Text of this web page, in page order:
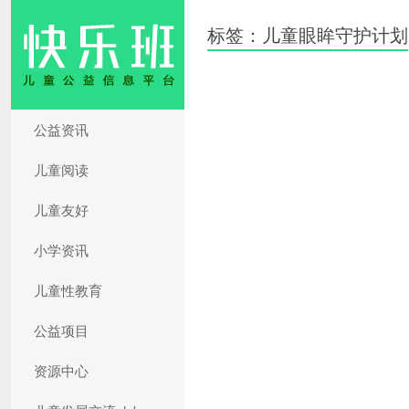
公益资讯
儿童阅读
儿童友好
小学资讯
儿童性教育
公益项目
资源中心
标签：儿童眼眸守护计划